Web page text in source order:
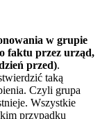
w grupie
faktu przez urząd,
przed).
taką
Czyli grupa
Wszystkie
przypadku